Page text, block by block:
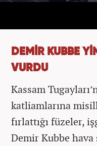
DEMİR KUBBE
VURDU
Kassam
katliamlarına
fırlattığı füzeler,
Demir Kubbe